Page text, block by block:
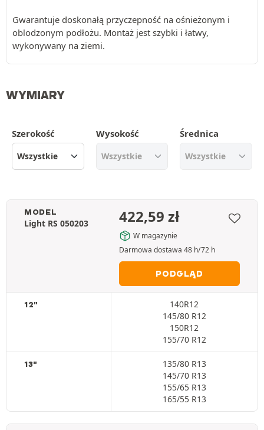
Gwarantuje doskonałą przyczepność na ośnieżonym i
oblodzonym podłożu. Montaż jest szybki i łatwy,
wykonywany na ziemi.
WYMIARY
Szerokość Wysokość Średnica
MODEL
Light RS 050203 422,59 zł
W magazynie
Darmowa dostawa 48 h/72 h
PODGLĄD
12"
140R12
145/80 R12
150R12
155/70 R12
13"
135/80 R13
145/70 R13
155/65 R13
165/55 R13